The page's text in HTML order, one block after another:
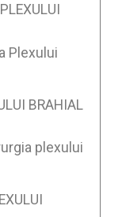
Plexului
BRAHIAL
plexului